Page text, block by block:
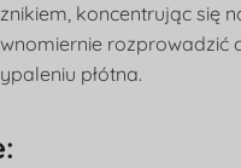
koncentrując się
rozprowadzić
płótna.